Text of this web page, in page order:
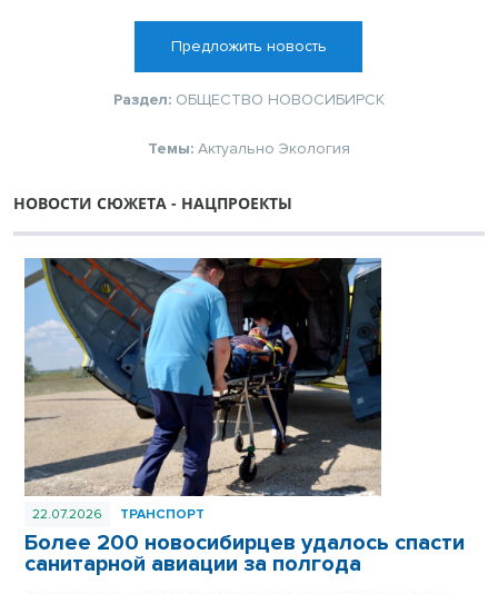
Предложить новость
Раздел: ОБЩЕСТВО НОВОСИБИРСК
Темы: Актуально Экология
НОВОСТИ СЮЖЕТА - НАЦПРОЕКТЫ
22.07.2026 ТРАНСПОРТ
Более 200 новосибирцев удалось спасти
санитарной авиации за полгода